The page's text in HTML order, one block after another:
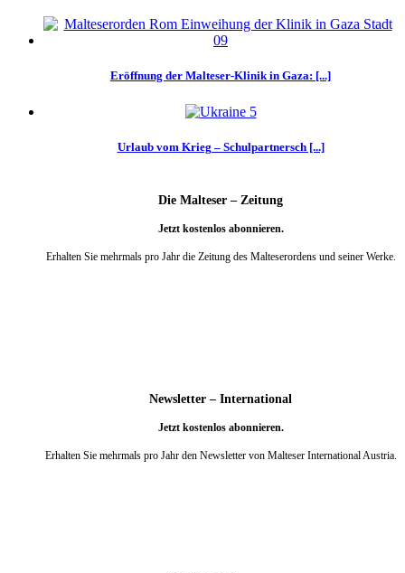
Eröffnung der Malteser-Klinik in Gaza: [...]
Urlaub vom Krieg – Schulpartnersch [...]
Die Malteser – Zeitung
Jetzt kostenlos abonnieren.
Erhalten Sie mehrmals pro Jahr die Zeitung des Malteserordens und seiner Werke.
Newsletter – International
Jetzt kostenlos abonnieren.
Erhalten Sie mehrmals pro Jahr den Newsletter von Malteser International Austria.